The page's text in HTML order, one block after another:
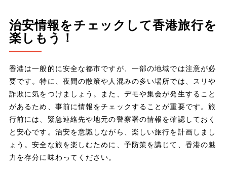
治安情報をチェックして香港旅行を
楽しもう！
香港は一般的に安全な都市ですが、一部の地域では注意が必
要です。特に、夜間の散策や人混みの多い場所では、スリや
詐欺に気をつけましょう。また、デモや集会が発生すること
があるため、事前に情報をチェックすることが重要です。旅
行前には、緊急連絡先や地元の警察署の情報を確認しておく
と安心です。治安を意識しながら、楽しい旅行を計画しまし
ょう。安全な旅を楽しむために、予防策を講じて、香港の魅
力を存分に味わってください。